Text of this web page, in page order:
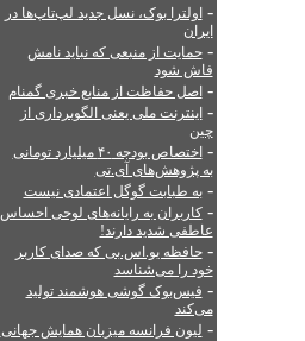
- اولترا بوک، نسل جدید لپ‌تاپ‌ها در
ایران
-حمایت از منبعی که نباید نامش
فاش شود
-اصل حفاظت از منابع خبری گمنام
-اینترنت ملی یعنی الگوبرداری از
چین
-
اختصاص بودجه ۴۰ میلیارد تومانی
به پژوهش‌های آی.تی
-به طبابت گوگل اعتمادی نیست
-کاربران به رایانه‌های لوحی احساس
عاطفی شدید دارند!
-حافظه یو.اس.بی که صدای کاربر
خود را می‌شناسد
- فیس‌بوک گوشی هوشمند تولید
می‌کند
- لیون فرانسه میزبان همایش جهانی